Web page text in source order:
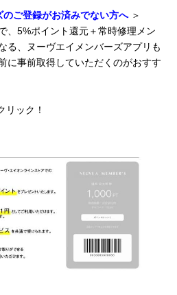
のご登録がお済みでない方へ ＞
、5%ポイント還元＋常時修理メン
る、ヌーヴエイメンバーズアプリも
に事前取得していただくのがおすす
リック！